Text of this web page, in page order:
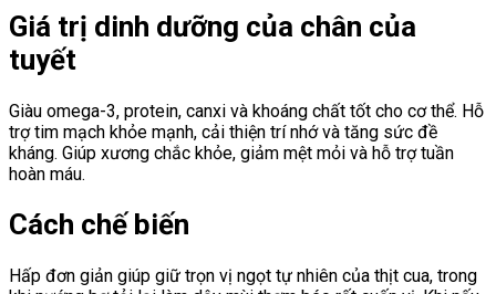
Giá trị dinh dưỡng của chân của
tuyết
Giàu omega-3, protein, canxi và khoáng chất tốt cho cơ thể. Hỗ
trợ tim mạch khỏe mạnh, cải thiện trí nhớ và tăng sức đề
kháng. Giúp xương chắc khỏe, giảm mệt mỏi và hỗ trợ tuần
hoàn máu.
Cách chế biến
Hấp đơn giản giúp giữ trọn vị ngọt tự nhiên của thịt cua, trong